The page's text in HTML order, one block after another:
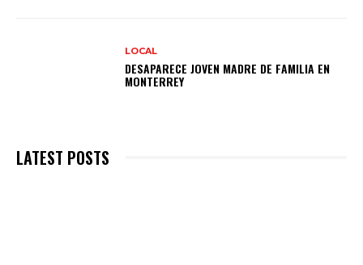
LOCAL
DESAPARECE JOVEN MADRE DE FAMILIA EN
MONTERREY
LATEST POSTS